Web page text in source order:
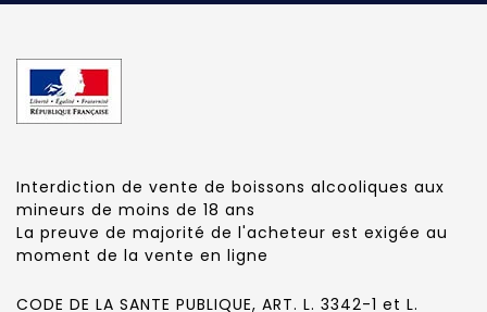
Interdiction de vente de boissons alcooliques aux
mineurs de moins de 18 ans
La preuve de majorité de l'acheteur est exigée au
moment de la vente en ligne
CODE DE LA SANTE PUBLIQUE, ART. L. 3342-1 et L.